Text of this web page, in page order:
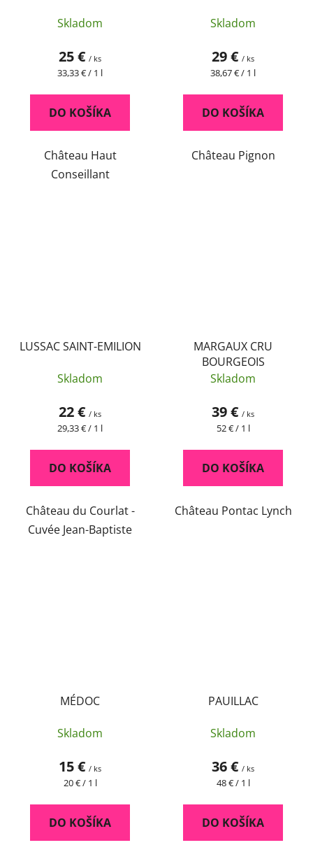
Skladom
25 € / ks
Jednotková
33,33 € / 1 l
DO KOŠÍKA
Château Haut
Conseillant
Skladom
29 € / ks
Jednotková
38,67 € / 1 l
DO KOŠÍKA
Château Pignon
LUSSAC SAINT-EMILION
Skladom
22 € / ks
Jednotková
29,33 € / 1 l
DO KOŠÍKA
Château du Courlat -
Cuvée Jean-Baptiste
MARGAUX CRU
BOURGEOIS
Skladom
39 € / ks
Jednotková
52 € / 1 l
DO KOŠÍKA
Château Pontac Lynch
MÉDOC
Skladom
15 € / ks
Jednotková
20 € / 1 l
DO KOŠÍKA
PAUILLAC
Skladom
36 € / ks
Jednotková
48 € / 1 l
DO KOŠÍKA